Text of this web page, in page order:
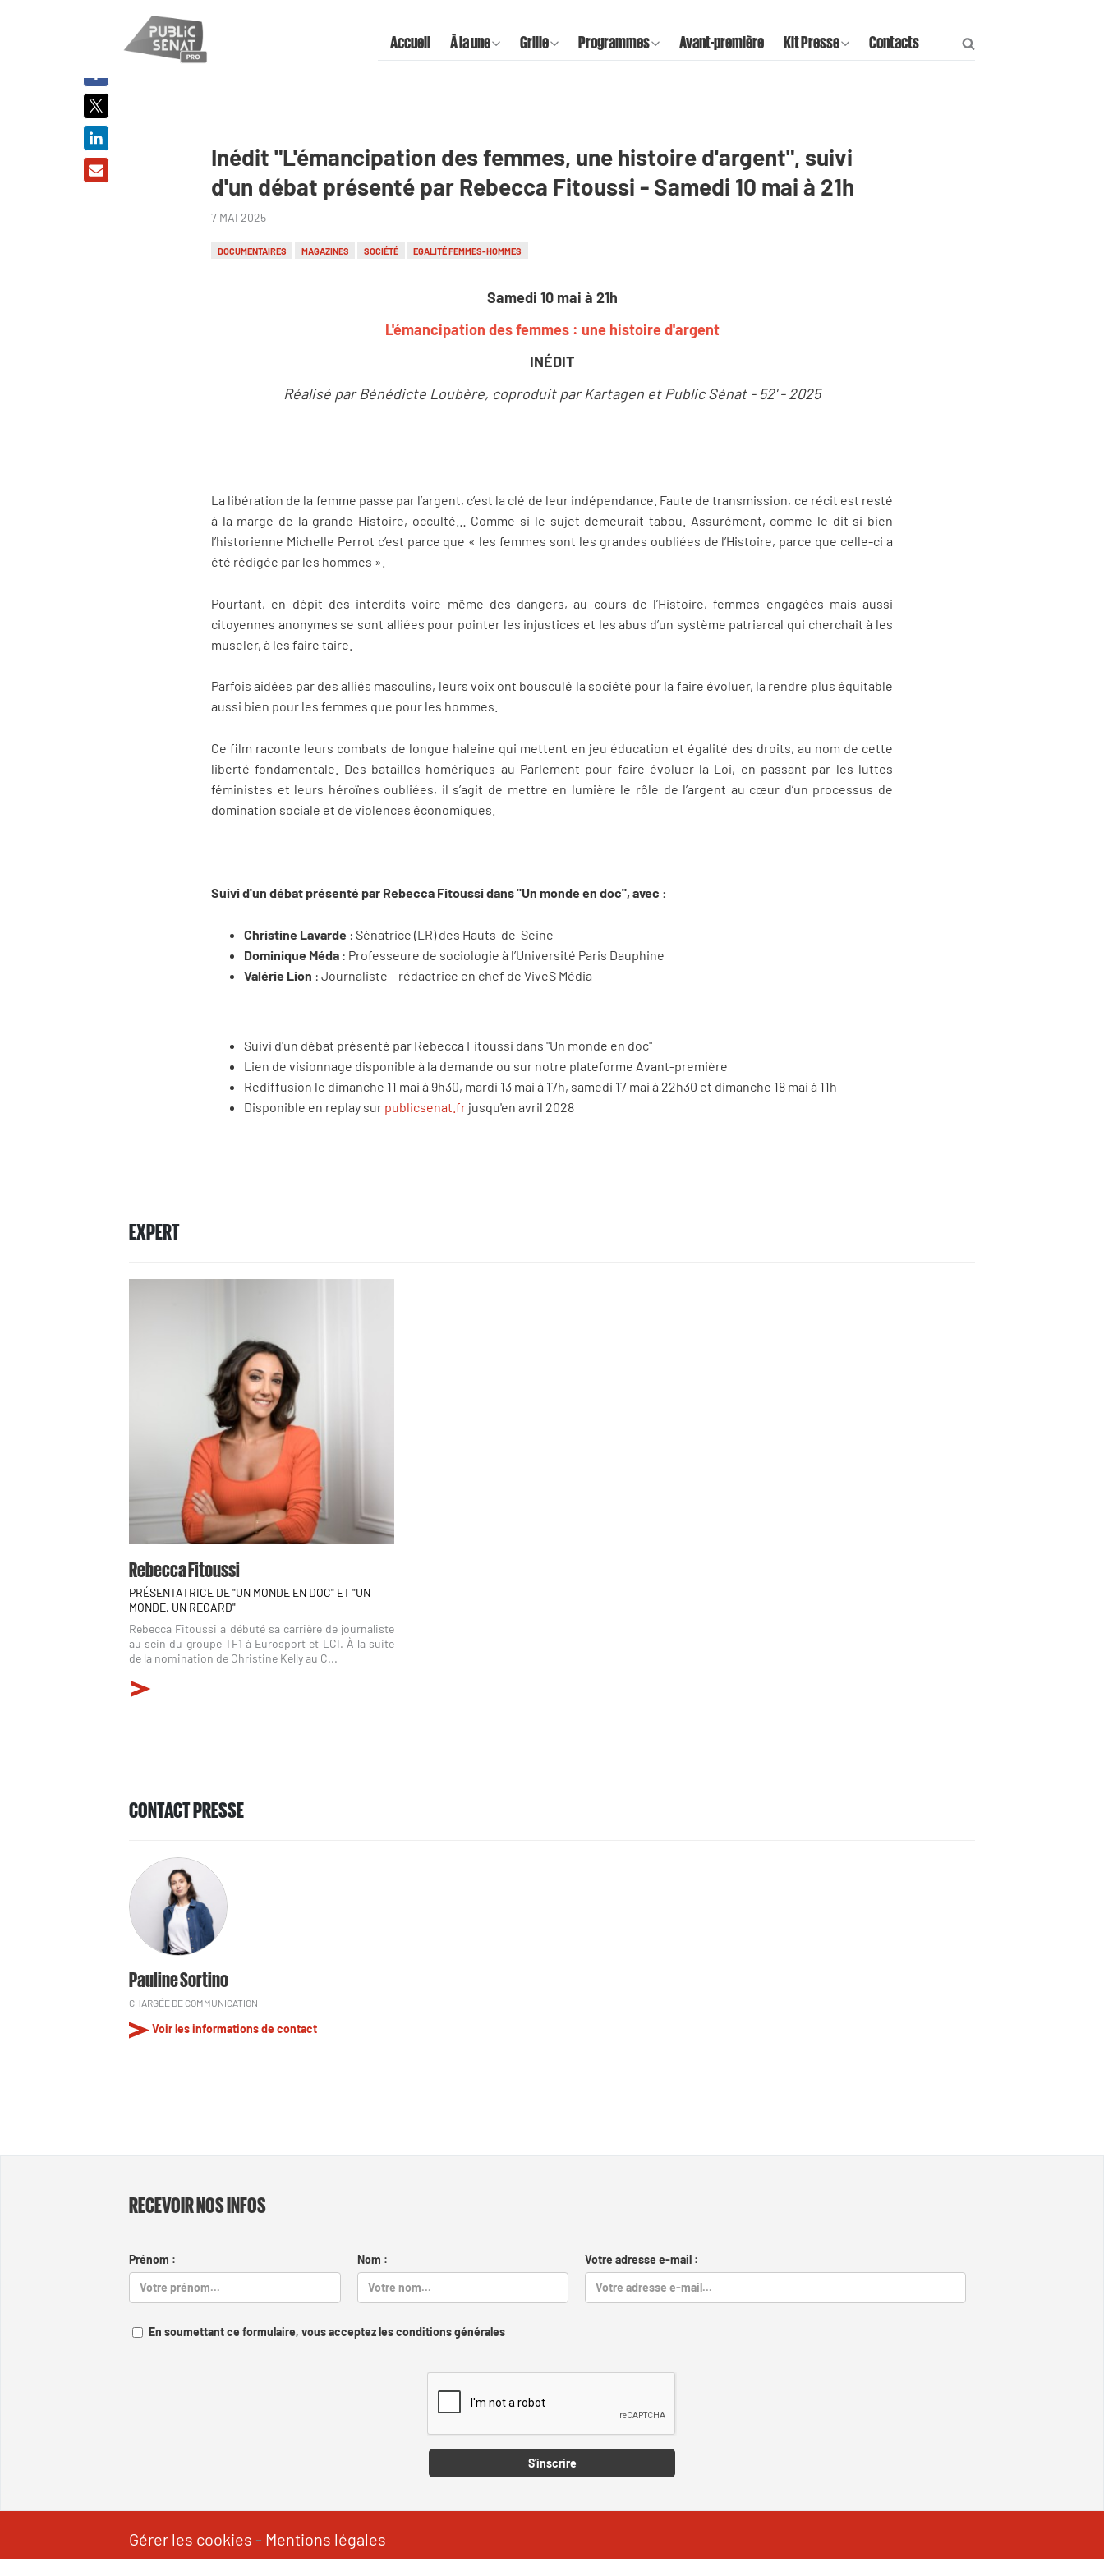
Accueil À la une Grille Programmes Avant-première Kit Presse Contacts
Inédit "L'émancipation des femmes, une histoire d'argent", suivi
d'un débat présenté par Rebecca Fitoussi - Samedi 10 mai à 21h
7 MAI 2025
DOCUMENTAIRES MAGAZINES SOCIÉTÉ EGALITÉ FEMMES-HOMMES
Samedi 10 mai à 21h
L'émancipation des femmes : une histoire d'argent
INÉDIT
Réalisé par Bénédicte Loubère, coproduit par Kartagen et Public Sénat - 52' - 2025
La libération de la femme passe par l’argent, c’est la clé de leur indépendance. Faute de transmission, ce récit est resté
à la marge de la grande Histoire, occulté… Comme si le sujet demeurait tabou. Assurément, comme le dit si bien
l’historienne Michelle Perrot c’est parce que « les femmes sont les grandes oubliées de l’Histoire, parce que celle-ci a
été rédigée par les hommes ».
Pourtant, en dépit des interdits voire même des dangers, au cours de l’Histoire, femmes engagées mais aussi
citoyennes anonymes se sont alliées pour pointer les injustices et les abus d’un système patriarcal qui cherchait à les
museler, à les faire taire.
Parfois aidées par des alliés masculins, leurs voix ont bousculé la société pour la faire évoluer, la rendre plus équitable
aussi bien pour les femmes que pour les hommes.
Ce film raconte leurs combats de longue haleine qui mettent en jeu éducation et égalité des droits, au nom de cette
liberté fondamentale. Des batailles homériques au Parlement pour faire évoluer la Loi, en passant par les luttes
féministes et leurs héroïnes oubliées, il s’agit de mettre en lumière le rôle de l’argent au cœur d’un processus de
domination sociale et de violences économiques.
Suivi d'un débat présenté par Rebecca Fitoussi dans "Un monde en doc", avec :
Christine Lavarde : Sénatrice (LR) des Hauts-de-Seine
Dominique Méda : Professeure de sociologie à l’Université Paris Dauphine
Valérie Lion : Journaliste – rédactrice en chef de ViveS Média
Suivi d'un débat présenté par Rebecca Fitoussi dans "Un monde en doc"
Lien de visionnage disponible à la demande ou sur notre plateforme Avant-première
Rediffusion le dimanche 11 mai à 9h30, mardi 13 mai à 17h, samedi 17 mai à 22h30 et dimanche 18 mai à 11h
Disponible en replay sur publicsenat.fr jusqu'en avril 2028
EXPERT
Rebecca Fitoussi
PRÉSENTATRICE DE "UN MONDE EN DOC" ET "UN
MONDE, UN REGARD"
Rebecca Fitoussi a débuté sa carrière de journaliste
au sein du groupe TF1 à Eurosport et LCI. À la suite
de la nomination de Christine Kelly au C...
CONTACT PRESSE
Pauline Sortino
CHARGÉE DE COMMUNICATION
Voir les informations de contact
RECEVOIR NOS INFOS
Prénom : Nom : Votre adresse e-mail :
En soumettant ce formulaire, vous acceptez les conditions générales
S'inscrire
Gérer les cookies - Mentions légales